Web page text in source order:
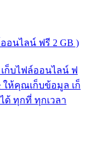
อนไลน์ ฟรี 2 GB )
ก็บไฟล์ออนไลน์ ฟ
ให้คุณเก็บข้อมูล เก็
ด้ ทุกที่ ทุกเวลา